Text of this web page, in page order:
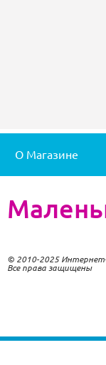
О Магазине
© 2010-2025
Все права защищены